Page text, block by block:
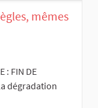
mêmes
: FIN DE
dégradation